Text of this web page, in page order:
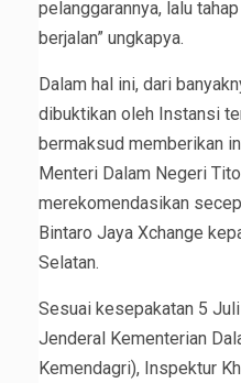
pelanggarannya, lalu
berjalan” ungkapya.
Dalam hal ini, dari
dibuktikan oleh Instansi
bermaksud memberikan
Menteri Dalam Negeri
merekomendasikan
Bintaro Jaya Xchange
Selatan.
Sesuai kesepakatan 5
Jenderal Kementerian
Kemendagri), Inspektur